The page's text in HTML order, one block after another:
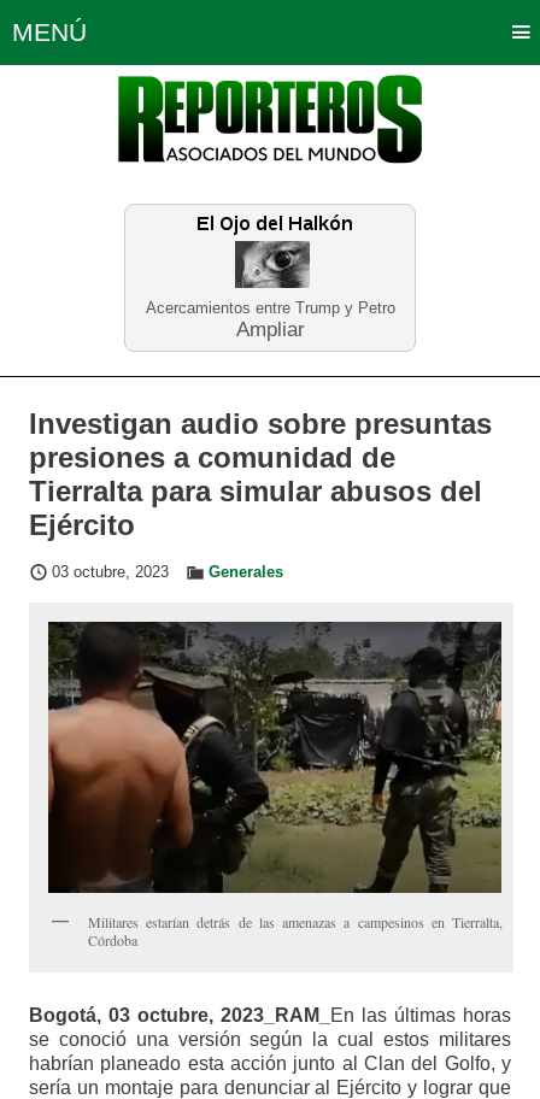
Acercamientos entre Trump y Petro
Ampliar
MENÚ
Política Opinión Bogotá
Planeta Tierra Deportes
Educación Neira
Investigan audio sobre presuntas
presiones a comunidad de
Tierralta para simular abusos del
Ejército
03 octubre, 2023 Generales
Militares estarían detrás de las amenazas a campesinos en Tierralta,
Córdoba
Bogotá, 03 octubre, 2023_RAM_
En las últimas horas
se conoció una versión según la cual estos militares
habrían planeado esta acción junto al Clan del Golfo, y
sería un montaje para denunciar al Ejército y lograr que